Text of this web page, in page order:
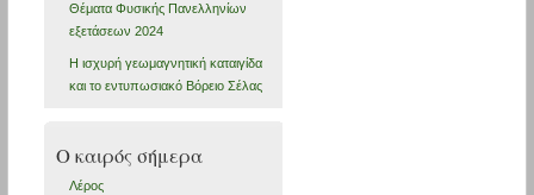
Θέματα Φυσικής Πανελληνίων
εξετάσεων 2024
Η ισχυρή γεωμαγνητική καταιγίδα
και το εντυπωσιακό Βόρειο Σέλας
Ο καιρός σήμερα
Λέρος